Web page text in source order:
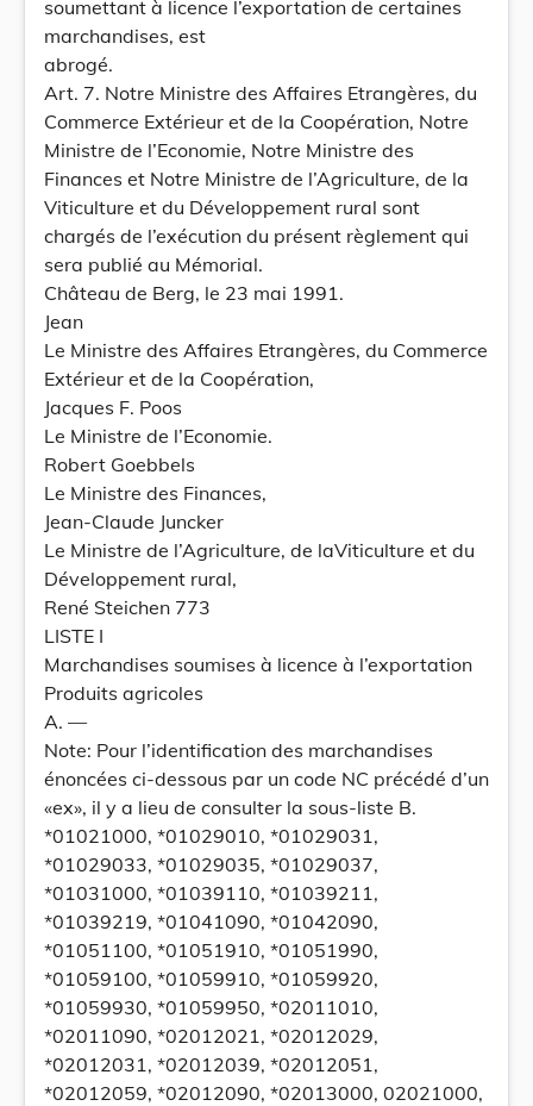
soumettant à licence l’exportation de certaines
marchandises, est
abrogé.
Art. 7. Notre Ministre des Affaires Etrangères, du
Commerce Extérieur et de la Coopération, Notre
Ministre de l’Economie, Notre Ministre des
Finances et Notre Ministre de l’Agriculture, de la
Viticulture et du Développement rural sont
chargés de l’exécution du présent règlement qui
sera publié au Mémorial.
Château de Berg, le 23 mai 1991.
Jean
Le Ministre des Affaires Etrangères, du Commerce
Extérieur et de la Coopération,
Jacques F. Poos
Le Ministre de l’Economie.
Robert Goebbels
Le Ministre des Finances,
Jean-Claude Juncker
Le Ministre de l’Agriculture, de laViticulture et du
Développement rural,
René Steichen 773
LISTE I
Marchandises soumises à licence à l’exportation
Produits agricoles
A. —
Note: Pour l’identification des marchandises
énoncées ci-dessous par un code NC précédé d’un
«ex», il y a lieu de consulter la sous-liste B.
*01021000, *01029010, *01029031,
*01029033, *01029035, *01029037,
*01031000, *01039110, *01039211,
*01039219, *01041090, *01042090,
*01051100, *01051910, *01051990,
*01059100, *01059910, *01059920,
*01059930, *01059950, *02011010,
*02011090, *02012021, *02012029,
*02012031, *02012039, *02012051,
*02012059, *02012090, *02013000, 02021000,